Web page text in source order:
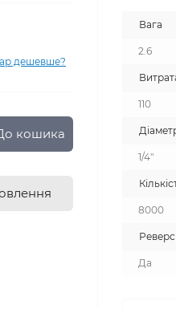
дешевше?
кошика
Вага
2.6
110
1/4"
8000
Реверс
Да